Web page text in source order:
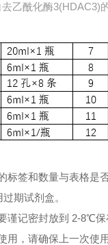
去乙酰化酶3(HDAC3)
标签和数量与表格是否
期试剂盒。
谨记密封放到 2-8℃保
，请确保上一次使